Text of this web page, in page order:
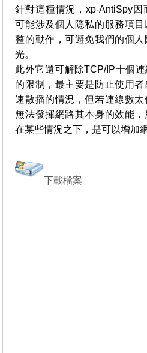
針對這種情況，xp-AntiSpy
可能涉及個人隱私的服務項
整的動作，可避免我們的個
光。
此外它還可解除TCP/IP十個
的限制，最主要是防止使用
速散播的情況，但若連線數
無法發揮網路其本身的效能，
在某些情況之下，是可以增加
下載檔案